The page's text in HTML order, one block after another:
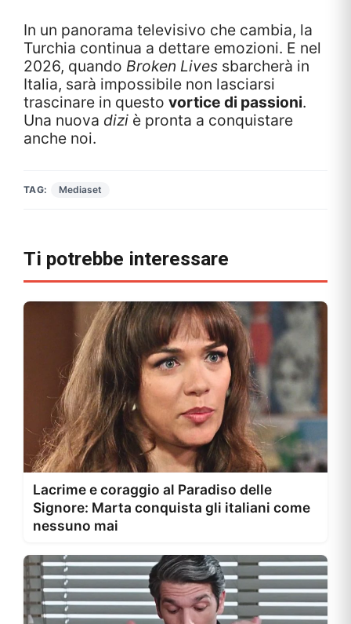
In un panorama televisivo che cambia, la
Turchia continua a dettare emozioni. E nel
2026, quando Broken Lives sbarcherà in
Italia, sarà impossibile non lasciarsi
trascinare in questo vortice di passioni.
Una nuova dizi è pronta a conquistare
anche noi.
TAG: Mediaset
Ti potrebbe interessare
Lacrime e coraggio al Paradiso delle
Signore: Marta conquista gli italiani come
nessuno mai